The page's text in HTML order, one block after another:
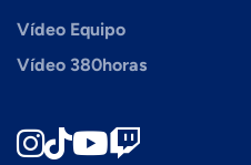
Vídeo Equipo
Vídeo 380horas
Instagram
TikTokYoutube